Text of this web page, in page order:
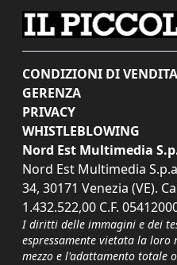
CONDIZIONI DI VENDITA
GERENZA
PRIVACY
WHISTLEBLOWING
Nord Est Multimedia
Nord Est Multimedia
34, 30171 Venezia (VE).
1.432.522,00 C.F.
I diritti delle immagini e dei
espressamente vietata la loro
mezzo e l'adattamento totale